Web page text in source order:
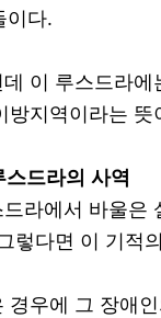
이다.
데 이 루스드라
방지역이라는 뜻
스드라의 사역
라에서 바울은
렇다면 이 기적
경우에 그 장애